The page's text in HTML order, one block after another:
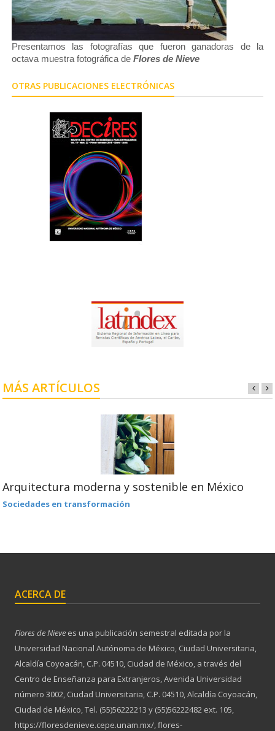
Presentamos las fotografías que fueron ganadoras de la
octava muestra fotográfica de Flores de Nieve
OTRAS PUBLICACIONES ELECTRÓNICAS
MÁS ARTÍCULOS
Arquitectura moderna y sostenible en México
Sociedades en transformación
ACERCA DE
Flores de Nieve es una publicación semestral editada por la
Universidad Nacional Autónoma de México, Ciudad Universitaria,
Alcaldía Coyoacán, C.P. 04510, Ciudad de México, a través del
Centro de Enseñanza para Extranjeros, Avenida Universidad
número 3002, Ciudad Universitaria, C.P. 04510, Alcaldía Coyoacán,
Ciudad de México, Tel. (55)56222213 y (55)56222482 ext. 105,
https://floresdenieve.cepe.unam.mx/, flores-